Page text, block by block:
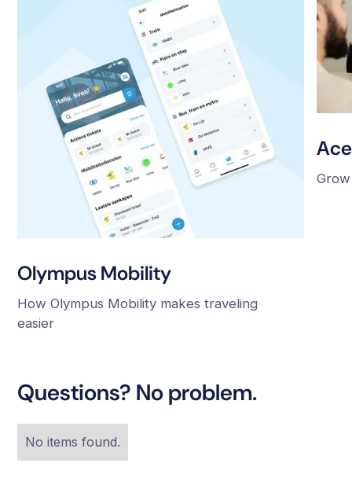
Olympus Mobility
How Olympus Mobility makes traveling
easier
Questions? No problem.
No items found.